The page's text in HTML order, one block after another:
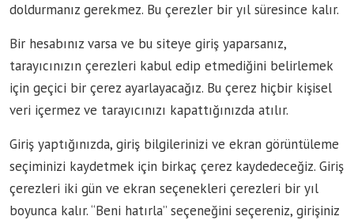
doldurmanız gerekmez. Bu çerezler bir yıl süresince kalır.
Bir hesabınız varsa ve bu siteye giriş yaparsanız,
tarayıcınızın çerezleri kabul edip etmediğini belirlemek
için geçici bir çerez ayarlayacağız. Bu çerez hiçbir kişisel
veri içermez ve tarayıcınızı kapattığınızda atılır.
Giriş yaptığınızda, giriş bilgilerinizi ve ekran görüntüleme
seçiminizi kaydetmek için birkaç çerez kaydedeceğiz. Giriş
çerezleri iki gün ve ekran seçenekleri çerezleri bir yıl
boyunca kalır. “Beni hatırla” seçeneğini seçereniz, girişiniz